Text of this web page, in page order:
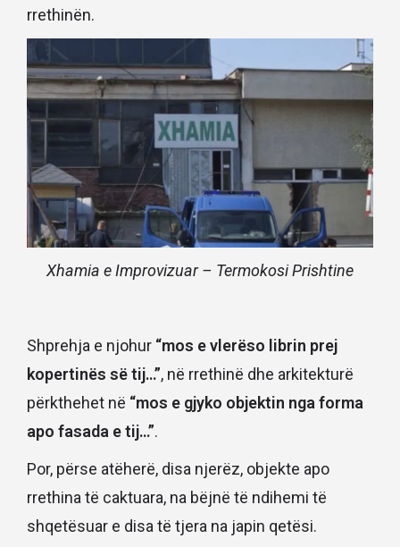
rrethinën.
Xhamia e Improvizuar – Termokosi Prishtine
Shprehja e njohur “mos e vlerëso librin prej
kopertinës së tij…”, në rrethinë dhe arkitekturë
përkthehet në “mos e gjyko objektin nga forma
apo fasada e tij…”.
Por, përse atëherë, disa njerëz, objekte apo
rrethina të caktuara, na bëjnë të ndihemi të
shqetësuar e disa të tjera na japin qetësi.